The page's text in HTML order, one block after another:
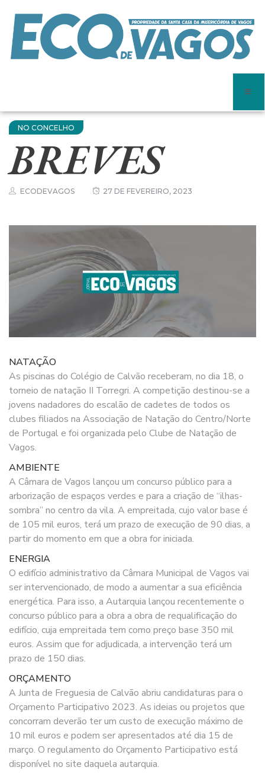
NO CONCELHO
BREVES
ECODEVAGOS 27 DE FEVEREIRO, 2023
NATAÇÃO
As piscinas do Colégio de Calvão receberam, no dia 18, o
torneio de natação II Torregri. A competição destinou-se a
jovens nadadores do escalão de cadetes de todos os
clubes filiados na Associação de Natação do Centro/Norte
de Portugal e foi organizada pelo Clube de Natação de
Vagos.
AMBIENTE
A Câmara de Vagos lançou um concurso público para a
arborização de espaços verdes e para a criação de “ilhas-
sombra” no centro da vila. A empreitada, cujo valor base é
de 105 mil euros, terá um prazo de execução de 90 dias, a
partir do momento em que a obra for iniciada.
ENERGIA
O edifício administrativo da Câmara Municipal de Vagos vai
ser intervencionado, de modo a aumentar a sua eficiência
energética. Para isso, a Autarquia lançou recentemente o
concurso público para a obra a obra de requalificação do
edifício, cuja empreitada tem como preço base 350 mil
euros. Assim que for adjudicada, a intervenção terá um
prazo de 150 dias.
ORÇAMENTO
A Junta de Freguesia de Calvão abriu candidaturas para o
Orçamento Participativo 2023. As ideias ou projetos que
concorram deverão ter um custo de execução máximo de
10 mil euros e podem ser apresentados até dia 15 de
março. O regulamento do Orçamento Participativo está
disponível no site daquela autarquia.